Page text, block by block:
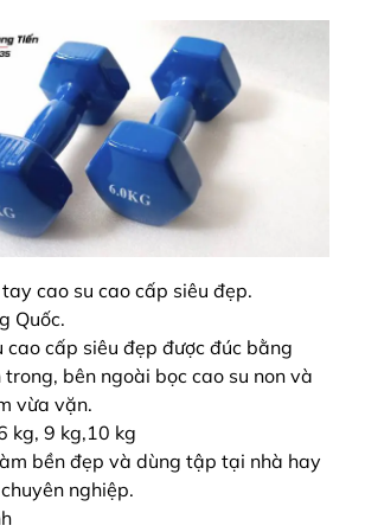
cao su cao cấp siêu đẹp.
Quốc.
cao cấp siêu đẹp được đúc bằng
bên ngoài bọc cao su non và
vừa vặn.
kg, 9 kg,10 kg
bền đẹp và dùng tập tại nhà hay
nghiệp.